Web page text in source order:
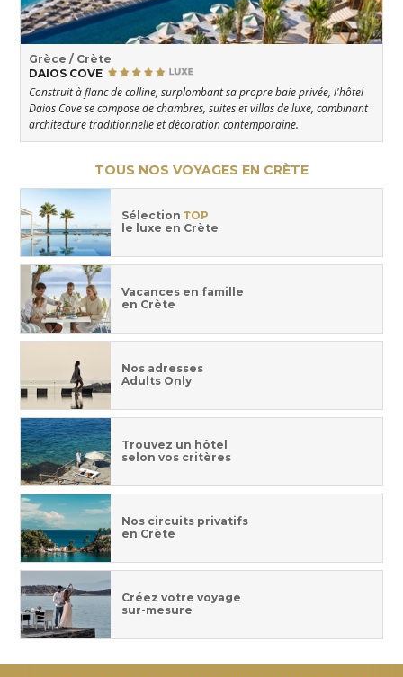
Grèce / Crète
DAIOS COVE
Construit à flanc de colline, surplombant sa propre baie privée, l'hôtel
Daios Cove se compose de chambres, suites et villas de luxe, combinant
architecture traditionnelle et décoration contemporaine.
TOUS NOS VOYAGES EN CRÈTE
Sélection TOP
le luxe en Crète
Vacances en famille
en Crète
Nos adresses
Adults Only
Trouvez un hôtel
selon vos critères
Nos circuits privatifs
en Crète
Créez votre voyage
sur-mesure